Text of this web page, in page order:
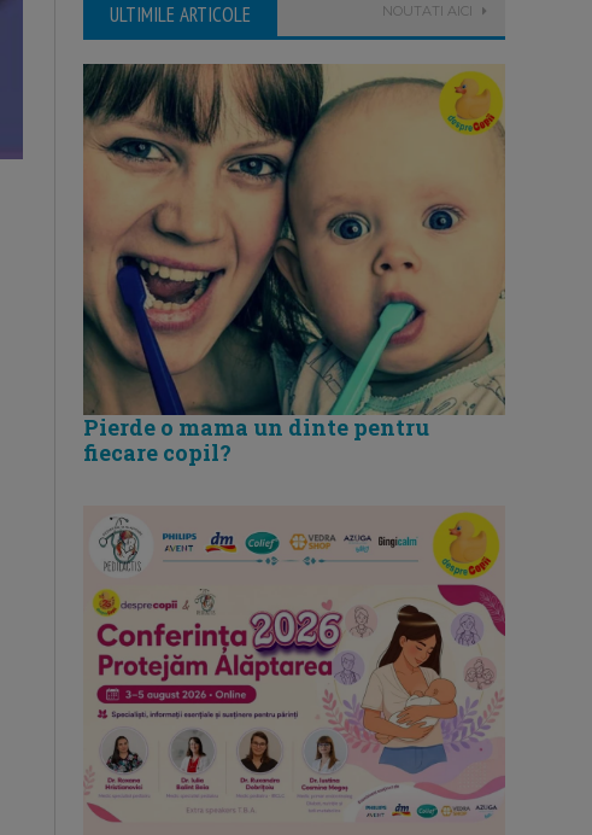
ULTIMILE ARTICOLE NOUTATI AICI
Pierde o mama un dinte pentru
fiecare copil?